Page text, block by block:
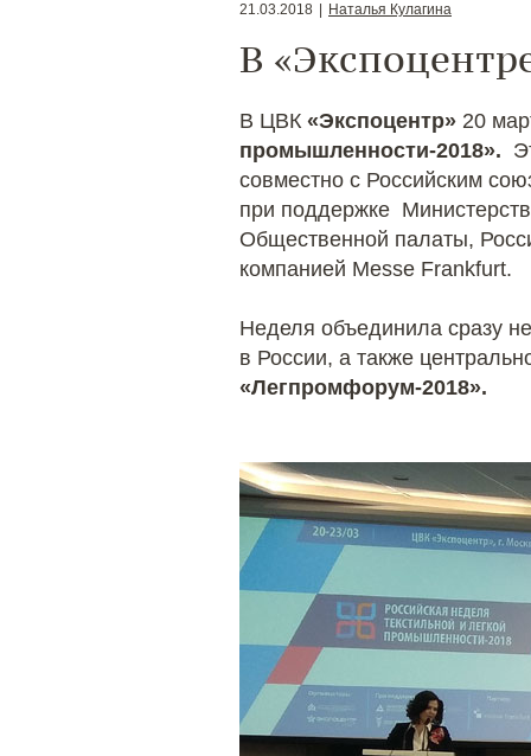
21.03.2018 Наталья Кулагина
В
В ЦВК «Экспоцентр» 20
промышленности-2018».
совместно с Российским
при поддержке
Общественной палаты,
компанией Messe Frankfurt.
Неделя объединила сразу
в России, а также
«Легпромфорум-2018».